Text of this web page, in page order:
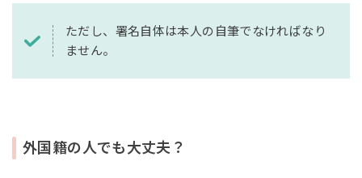
ただし、署名自体は本人の自筆でなければなり
ません。
外国籍の人でも大丈夫？